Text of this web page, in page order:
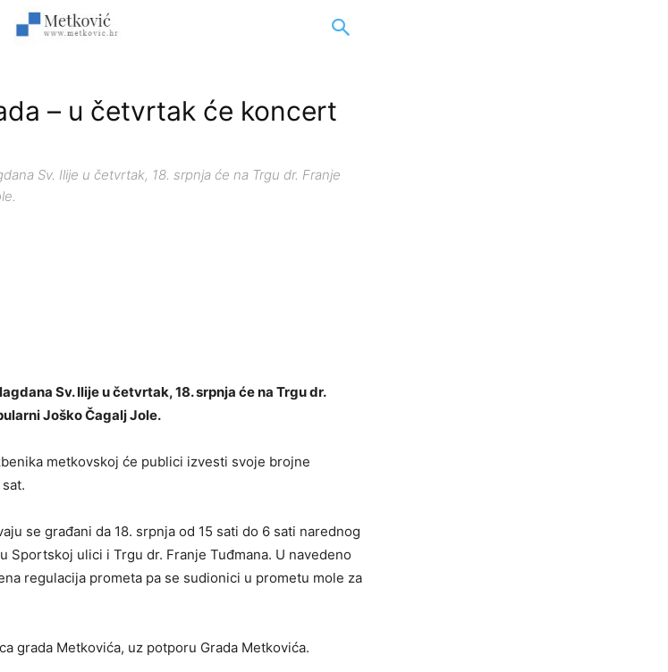
– u četvrtak će koncert
Sv. Ilije u četvrtak, 18. srpnja će na Trgu dr. Franje
Sv. Ilije u četvrtak, 18. srpnja će na Trgu dr.
Joško Čagalj Jole.
metkovskoj će publici izvesti svoje brojne
se građani da 18. srpnja od 15 sati do 6 sati narednog
Sportskoj ulici i Trgu dr. Franje Tuđmana. U navedeno
regulacija prometa pa se sudionici u prometu mole za
grada Metkovića, uz potporu Grada Metkovića.